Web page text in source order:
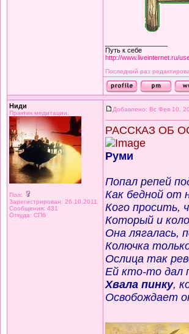
Путь к себе
http://www.liveinternet.ru/
Последний раз
Ниди
Практик медитации.
Пол:
Зарегистрирован: 26.10.2011
Сообщения: 431
Откуда: СПб
Добавлено: Вс Фев 10,
РАССКАЗ ОБ
Руми
Попал репей
Как бедной от
Кого просить,
Который и
Она лягалась,
Колючка
Ослица так
Ей кто-то дал
Хвала пинку,
Освобождает